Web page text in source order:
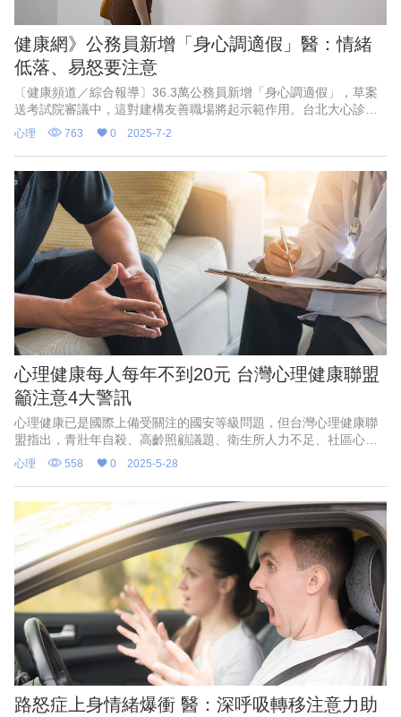
健康網》公務員新增「身心調適假」醫：情緒
低落、易怒要注意
〔健康頻道／綜合報導〕36.3萬公務員新增「身心調適假」，草案
送考試院審議中，這對建構友善職場將起示範作用。台北大心診所
精神科主治醫師林繼宇指出，判斷是否需要請身心調適假，必須建
立在平日自我覺察基礎上，一旦自己比平常容易生氣、情緒低落、
想事情多負面等狀況時，就可以透過這樣的假來調整身心。他建
議，此時多做讓自己開心的事，可以順利轉換情緒。
心理 763 0 2025-7-2
心理健康每人每年不到20元 台灣心理健康聯盟
籲注意4大警訊
心理健康已是國際上備受關注的國安等級問題，但台灣心理健康聯
盟指出，青壯年自殺、高齡照顧議題、衛生所人力不足、社區心理
健康資源不足是我國心理健康的4大警訊，政府應立即啟動，以預防
促進及社區為基礎的心理健康模式，並提升整體心理健康基礎預
算，優先用於早期篩檢、預防工作與社區心理支持系統。
心理 558 0 2025-5-28
路怒症上身情緒爆衝 醫：深呼吸轉移注意力助